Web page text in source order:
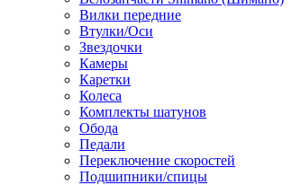
Вилки передние
Втулки/Оси
Звездочки
Камеры
Каретки
Колеса
Комплекты шатунов
Обода
Педали
Переключение скоростей
Подшипники/спицы